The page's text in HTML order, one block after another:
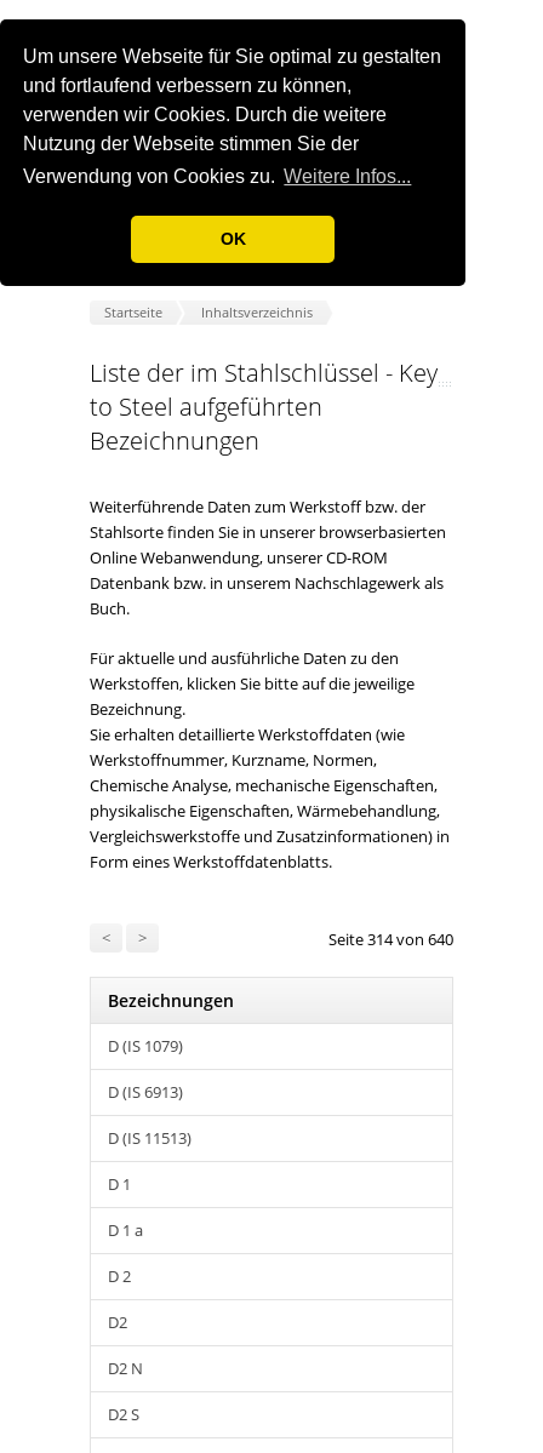
Um unsere Webseite für Sie optimal zu gestalten
und fortlaufend verbessern zu können,
verwenden wir Cookies. Durch die weitere
Nutzung der Webseite stimmen Sie der
Verwendung von Cookies zu. Weitere Infos...
OK
Startseite Inhaltsverzeichnis
Liste der im Stahlschlüssel - Key
to Steel aufgeführten
Bezeichnungen
Weiterführende Daten zum Werkstoff bzw. der
Stahlsorte finden Sie in unserer browserbasierten
Online Webanwendung, unserer CD-ROM
Datenbank bzw. in unserem Nachschlagewerk als
Buch.
Für aktuelle und ausführliche Daten zu den
Werkstoffen, klicken Sie bitte auf die jeweilige
Bezeichnung.
Sie erhalten detaillierte Werkstoffdaten (wie
Werkstoffnummer, Kurzname, Normen,
Chemische Analyse, mechanische Eigenschaften,
physikalische Eigenschaften, Wärmebehandlung,
Vergleichswerkstoffe und Zusatzinformationen) in
Form eines Werkstoffdatenblatts.
< > Seite 314 von 640
Bezeichnungen
D (IS 1079)
D (IS 6913)
D (IS 11513)
D 1
D 1 a
D 2
D2
D2 N
D2 S